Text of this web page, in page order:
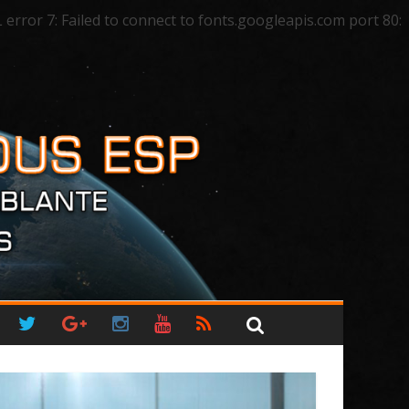
7: Failed to connect to fonts.googleapis.com port 80: